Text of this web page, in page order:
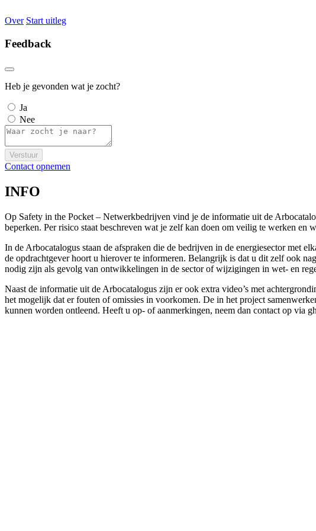
Over Start uitleg
Feedback
Heb je gevonden wat je zocht?
Ja
Nee
Verstuur
Contact opnemen
INFO
Op Safety in the Pocket – Netwerkbedrijven vind je de informatie uit de
beperken. Per risico staat beschreven wat je zelf kan doen om veilig te werken
In de Arbocatalogus staan de afspraken die de bedrijven in de energiesector met
de opdrachtgever hoort u hierover te informeren. Belangrijk is dat u dit zelf ook
nodig zijn als gevolg van ontwikkelingen in de sector of wijzigingen in wet- en
Naast de informatie uit de Arbocatalogus zijn er ook extra video’s met
het mogelijk dat er fouten of omissies in voorkomen. De in het project
kunnen worden ontleend. Heeft u op- of aanmerkingen, neem dan contact op via